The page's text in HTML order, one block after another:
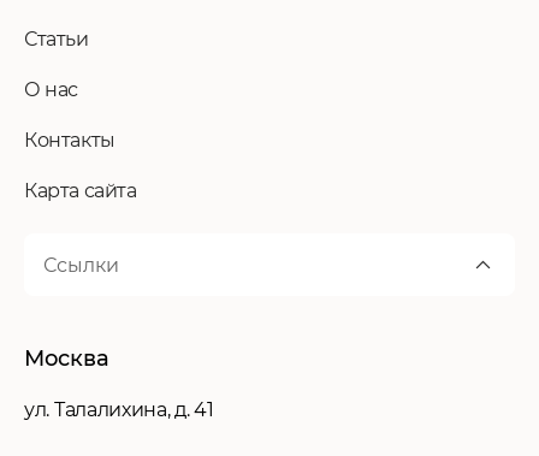
Москва
ул. Талалихина, д. 41
Статьи
О нас
Контакты
Карта сайта
Ссылки